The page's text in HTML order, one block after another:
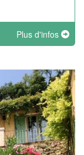
Plus d'infos